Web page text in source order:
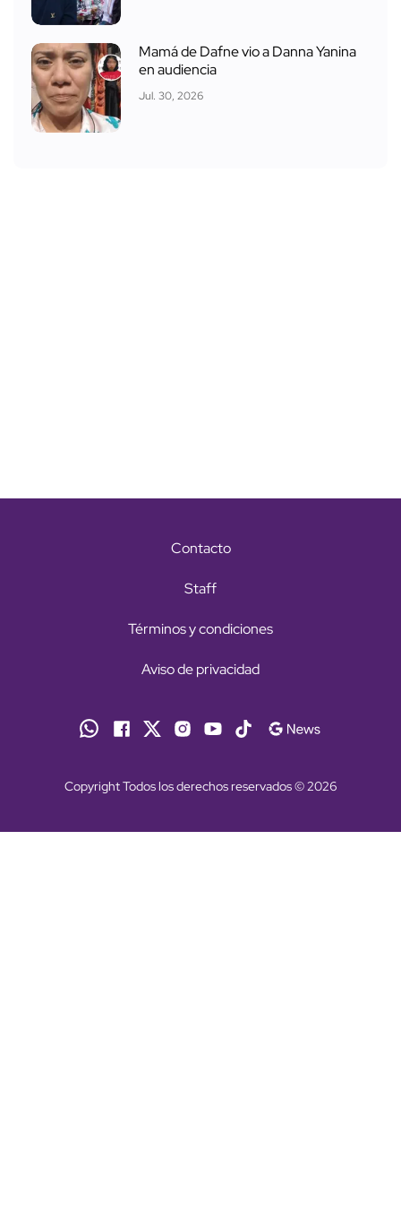
Mamá de Dafne vio a Danna Yanina
en audiencia
Jul. 30, 2026
Contacto
Staff
Términos y condiciones
Aviso de privacidad
Copyright Todos los derechos reservados © 2026